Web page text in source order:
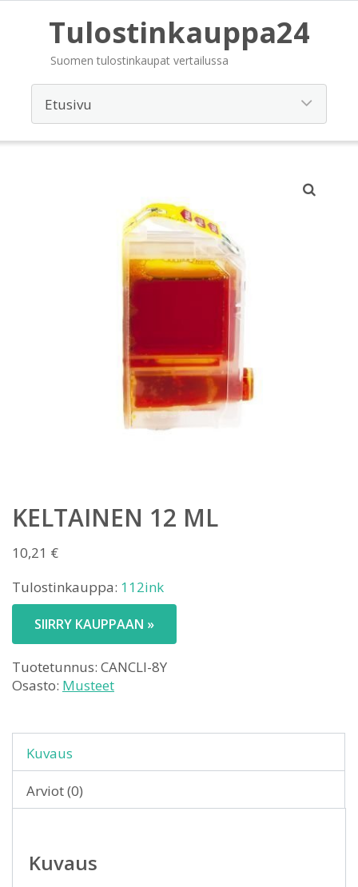
Tulostinkauppa24
Suomen tulostinkaupat vertailussa
KELTAINEN 12 ML
10,21 €
Tulostinkauppa: 112ink
SIIRRY KAUPPAAN »
Tuotetunnus: CANCLI-8Y
Osasto: Musteet
Kuvaus
Arviot (0)
Kuvaus